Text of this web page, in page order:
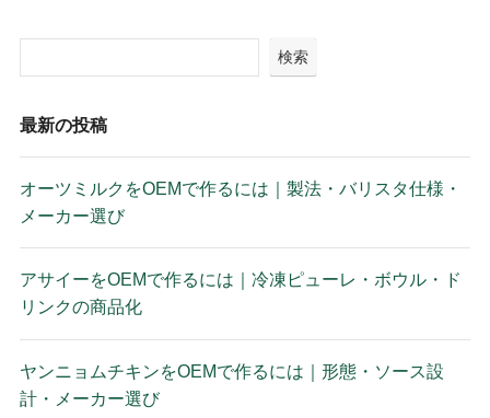
検索
最新の投稿
オーツミルクをOEMで作るには｜製法・バリスタ仕様・
メーカー選び
アサイーをOEMで作るには｜冷凍ピューレ・ボウル・ド
リンクの商品化
ヤンニョムチキンをOEMで作るには｜形態・ソース設
計・メーカー選び